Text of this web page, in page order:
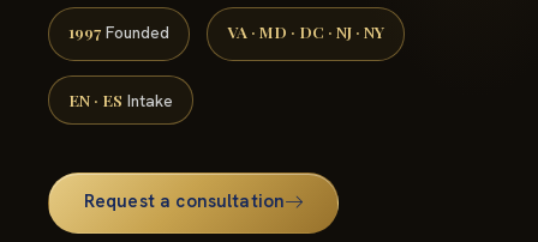
1997 Founded VA · MD · DC · NJ · NY
EN · ES Intake
Request a consultation